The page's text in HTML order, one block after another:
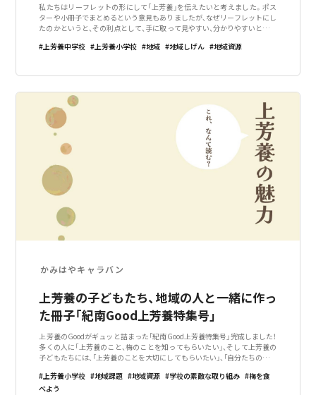
私たちはリーフレットの形にして「上芳養」を伝えたいと考えました。ポス
ターや小冊子でまとめるという意見もありましたが、なぜリーフレットにし
たのかというと、その利点として、手に取って見やすい、分かりやすいという
委員私たちがリーフレット
上芳養中学校 上芳養小学校 地域 地域しげん 地域資源
かみはやキャラバン
上芳養の子どもたち、地域の人と一緒に作っ
た冊子「紀南Good上芳養特集号」
上芳養のGoodがギュッと詰まった「紀南Good上芳養特集号」完成しました！
多くの人に「上芳養のこと、梅のことを知ってもらいたい」、そして上芳養の
子どもたちには、「上芳養のことを大切にしてもらいたい」、「自分たちの住む
た。しかし冊子
上芳養小学校 地域課題 地域資源 学校の素敵な取り組み
梅を食
べよう